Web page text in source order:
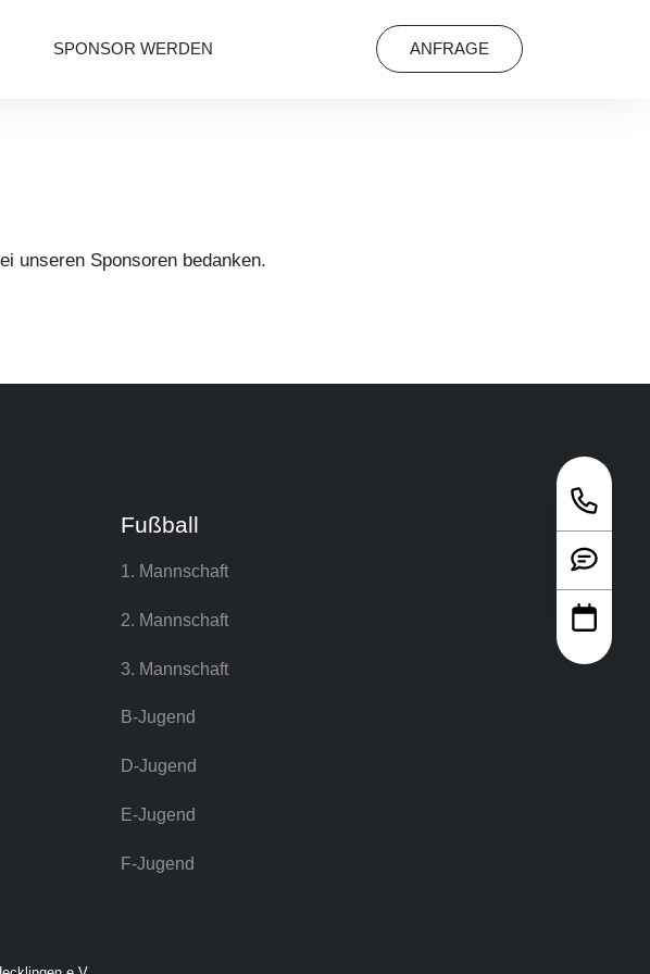
SPONSOR WERDEN ANFRAGE
unseren Sponsoren bedanken.
Fußball
1. Mannschaft
2. Mannschaft
3. Mannschaft
B-Jugend
D-Jugend
E-Jugend
F-Jugend